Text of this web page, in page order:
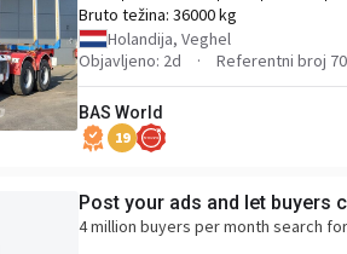
Bruto težina: 36000 kg
Holandija, Veghel
Objavljeno: 2d
Referentni broj
BAS World
19
Post your ads and let buyers
4 million buyers per month search